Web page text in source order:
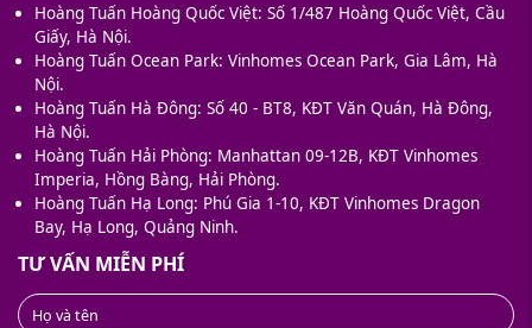
Hoàng Tuấn Hoàng Quốc Việt: Số 1/487 Hoàng Quốc Việt, Cầu
Giấy, Hà Nội.
Hoàng Tuấn Ocean Park: Vinhomes Ocean Park, Gia Lâm, Hà
Nội.
Hoàng Tuấn Hà Đông: Số 40 - BT8, KĐT Văn Quán, Hà Đông,
Hà Nội.
Hoàng Tuấn Hải Phòng: Manhattan 09-12B, KĐT Vinhomes
Imperia, Hồng Bàng, Hải Phòng.
Hoàng Tuấn Hạ Long: Phú Gia 1-10, KĐT Vinhomes Dragon
Bay, Hạ Long, Quảng Ninh.
TƯ VẤN MIỄN PHÍ